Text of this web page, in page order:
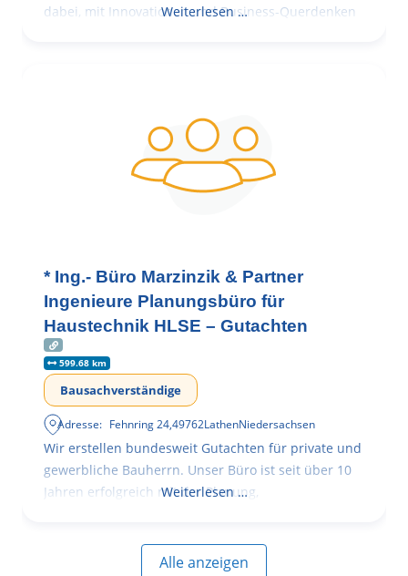
dabei, mit Innovationen und Business-Querdenken
Weiterlesen …
* Ing.- Büro Marzinzik & Partner
Ingenieure Planungsbüro für
Haustechnik HLSE – Gutachten
599.68 km
Bausachverständige
Adresse: Fehnring 24,49762LathenNiedersachsen
Wir erstellen bundesweit Gutachten für private und
gewerbliche Bauherrn. Unser Büro ist seit über 10
Jahren erfolgreich mit der Planung,
Weiterlesen …
Alle anzeigen